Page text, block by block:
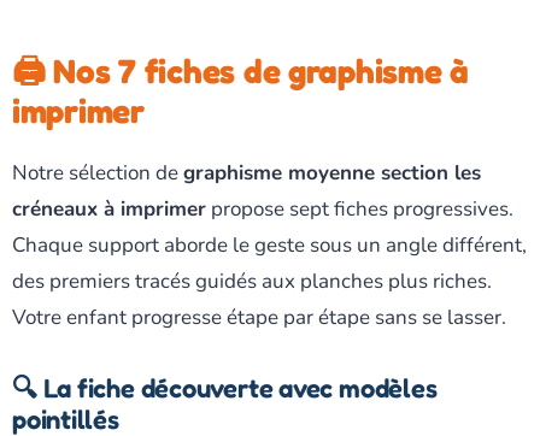
🖨️ Nos 7 fiches de graphisme à
imprimer
Notre sélection degraphisme moyenne section les
créneaux à imprimer propose sept fiches progressives.
Chaque support aborde le geste sous un angle différent,
des premiers tracés guidés aux planches plus riches.
Votre enfant progresse étape par étape sans se lasser.
🔍 La fiche découverte avec modèles
pointillés